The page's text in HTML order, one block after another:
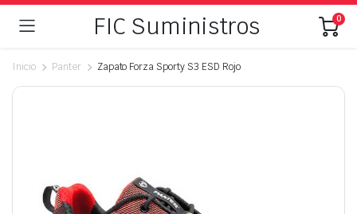
FIC Suministros 0
Inicio Panter Zapato Forza Sporty S3 ESD Rojo